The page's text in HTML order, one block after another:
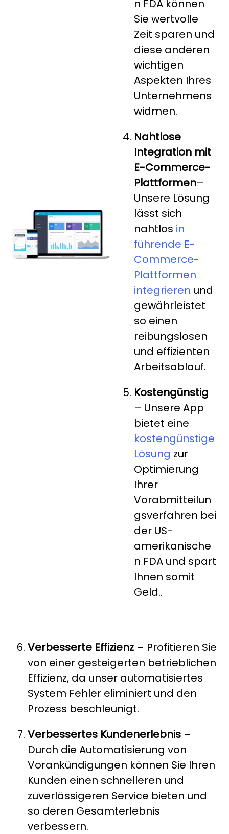
n FDA können
Sie wertvolle
Zeit sparen und
diese anderen
wichtigen
Aspekten Ihres
Unternehmens
widmen.
Nahtlose
Integration mit
E-Commerce-
Plattformen–
Unsere Lösung
lässt sich
nahtlos in
führende E-
Commerce-
Plattformen
integrieren und
gewährleistet
so einen
reibungslosen
und effizienten
Arbeitsablauf.
Kostengünstig
– Unsere App
bietet eine
kostengünstige
Lösung zur
Optimierung
Ihrer
Vorabmitteilun
gsverfahren bei
der US-
amerikanische
n FDA und spart
Ihnen somit
Geld..
Verbesserte Effizienz – Profitieren Sie
von einer gesteigerten betrieblichen
Effizienz, da unser automatisiertes
System Fehler eliminiert und den
Prozess beschleunigt.
Verbessertes Kundenerlebnis –
Durch die Automatisierung von
Vorankündigungen können Sie Ihren
Kunden einen schnelleren und
zuverlässigeren Service bieten und
so deren Gesamterlebnis
verbessern.